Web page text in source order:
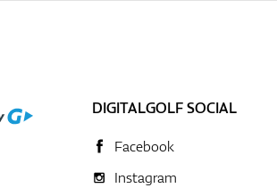
DIGITALGOLF SOCIAL
Facebook
Instagram